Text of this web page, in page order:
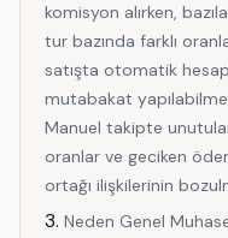
komisyon alırken,
tur bazında farklı
satışta otomatik
mutabakat
Manuel takipte
oranlar ve geciken
ortağı ilişkilerinin
Neden Genel